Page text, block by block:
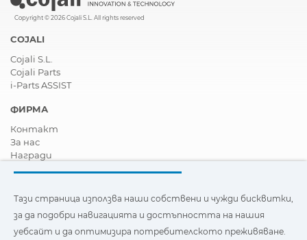
Copyright © 2026 Cojali S.L. All rights reserved
COJALI
Cojali S.L.
Cojali Parts
i-Parts ASSIST
ФИРМА
Контакт
За нас
Награди
Станете дистрибутор
Новини
Видеа
FAQ - Често задавани въпроси
Тази страница използва наши собствени и чужди бисквитки,
за да подобри навигацията и достъпността на нашия
уебсайт и да оптимизира потребителското преживяване.